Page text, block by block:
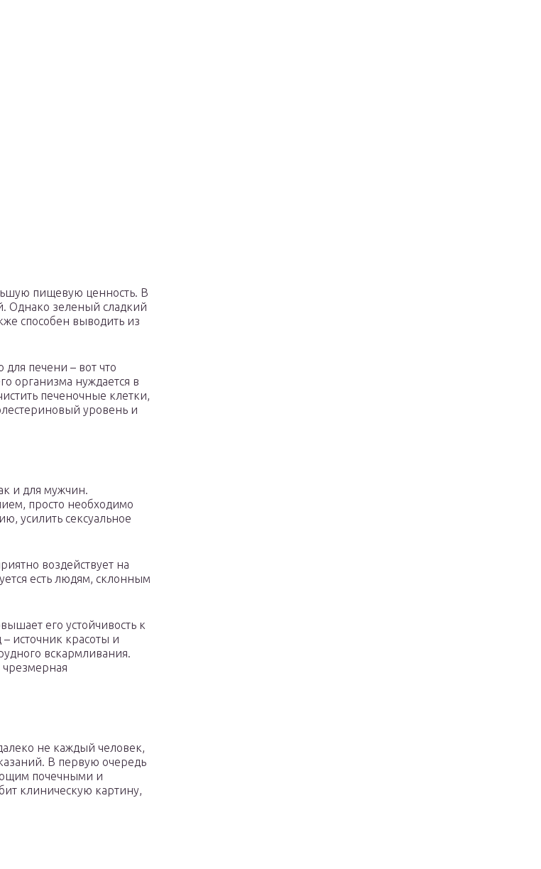
пищевую ценность. В
Однако зеленый сладкий
способен выводить из
для печени – вот что
организма нуждается в
печеночные клетки,
уровень и
и для мужчин.
просто необходимо
усилить сексуальное
воздействует на
есть людям, склонным
его устойчивость к
источник красоты и
вскармливания.
не каждый человек,
В первую очередь
почечными и
клиническую картину,